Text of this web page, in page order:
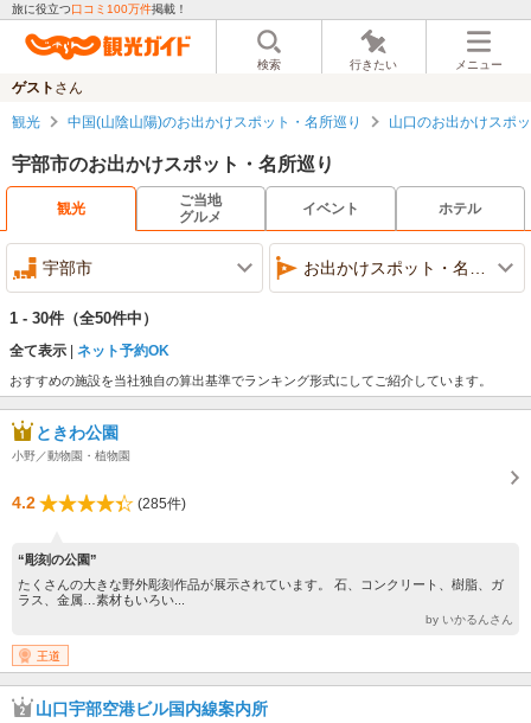
旅に役立つ口コミ100万件掲載！
検索 行きたい メニュー
ゲスト さん
観光 中国(山陰山陽)のお出かけスポット・名所巡り 山口のお出かけスポ
宇部市のお出かけスポット・名所巡り
観光
ご当地
グルメ
イベント ホテル
宇部市 お出かけスポット・名所巡り
1 - 30件 （全50件中）
全て表示 ネット予約OK
おすすめの施設を当社独自の算出基準でランキング形式にしてご紹介しています。
ときわ公園
小野／動物園・植物園
4.2 (285件)
“彫刻の公園”
たくさんの大きな野外彫刻作品が展示されています。 石、コンクリート、樹脂、ガ
ラス、金属…素材もいろい...
by いかるんさん
王道
山口宇部空港ビル国内線案内所